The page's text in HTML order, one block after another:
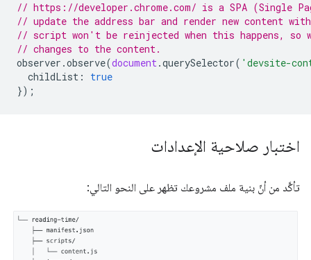
// https://developer.chrome.com/ is a SPA (Single
// update the address bar and render new content
// script won't be reinjected when this happens, so
// changes to the content.
observer .observe(document.querySelector( 'devsite-
childList :
true
});
اختبار صلاحية الإعدادات
تأكَّد من أنّ بنية ملف مشروعك تظهر على النحو التالي: